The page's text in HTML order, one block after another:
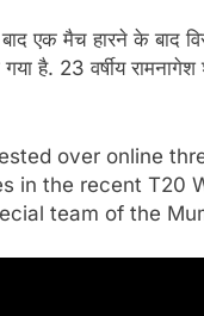
एक मैच हारने के बाद
है. 23 वर्षीय
over online
in the recent T20
team of the